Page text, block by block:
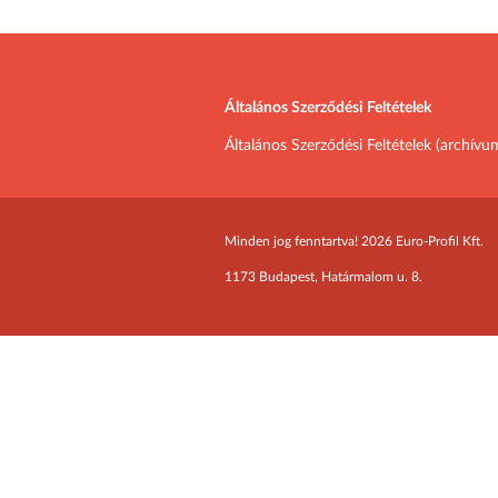
Általános Szerződési Feltételek
Általános Szerződési Feltételek
Minden jog fenntartva! 2026 Euro-Profil Kft.
1173 Budapest, Határmalom u. 8.